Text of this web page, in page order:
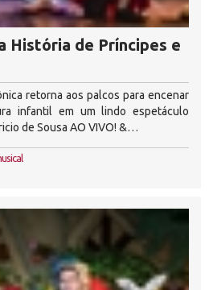
História de Príncipes e
retorna aos palcos para encenar
infantil em um lindo espetáculo
de Sousa AO VIVO! &…